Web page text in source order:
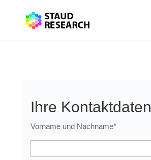
Ihre Kontaktdaten
Vorname und Nachname*